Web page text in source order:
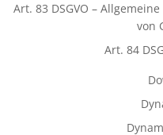
Art. 83 DSGVO –
von
Art. 84